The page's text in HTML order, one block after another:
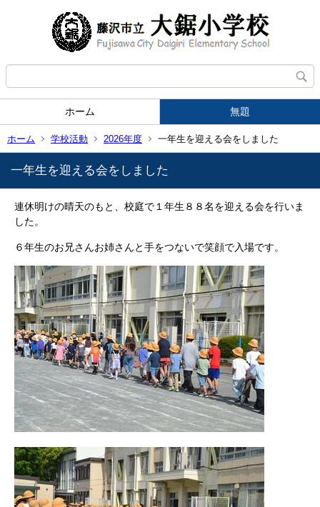
ホーム 無題
ホーム 学校活動 2026年度 一年生を迎える会をしました
一年生を迎える会をしました
連休明けの晴天のもと、校庭で１年生８８名を迎える会を行いま
した。
６年生のお兄さんお姉さんと手をつないで笑顔で入場です。